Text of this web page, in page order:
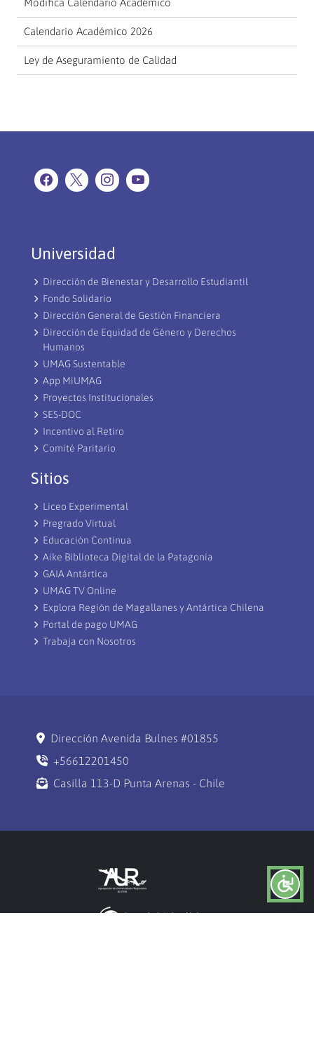
Calendario Académico 2026
Ley de Aseguramiento de Calidad
Universidad
Dirección de Bienestar y Desarrollo Estudiantil
Fondo Solidario
Dirección General de Gestión Financiera
Dirección de Equidad de Género y Derechos
Humanos
UMAG Sustentable
App MiUMAG
Proyectos Institucionales
SES-DOC
Incentivo al Retiro
Comité Paritario
Sitios
Liceo Experimental
Pregrado Virtual
Educación Continua
Aike Biblioteca Digital de la Patagonia
GAIA Antártica
UMAG TV Online
Explora Región de Magallanes y Antártica Chilena
Portal de pago UMAG
Trabaja con Nosotros
Dirección Avenida Bulnes #01855
+56612201450
Casilla 113-D Punta Arenas - Chile